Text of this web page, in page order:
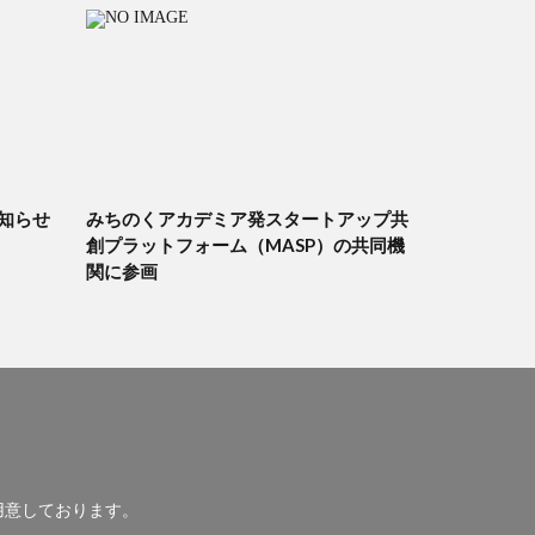
らせ
みちのくアカデミア発スタートアップ共
創プラットフォーム（MASP）の共同機
関に参画
しております。